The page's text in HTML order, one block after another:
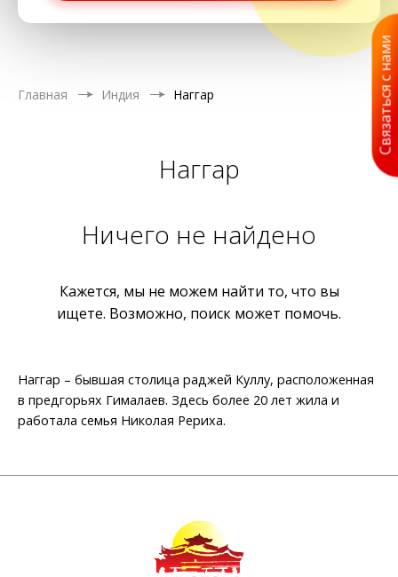
Главная Индия Наггар
Наггар
Ничего не найдено
Кажется, мы не можем найти то, что вы
ищете. Возможно, поиск может помочь.
Наггар – бывшая столица раджей Куллу, расположенная
в предгорьях Гималаев. Здесь более 20 лет жила и
работала семья Николая Рериха.
Связаться с нами